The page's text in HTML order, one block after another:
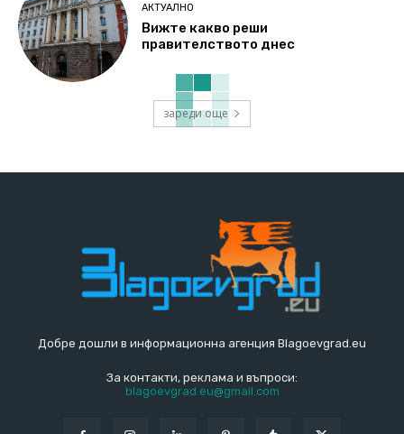
АКТУАЛНО
Вижте какво реши
правителството днес
зареди още
Добре дошли в информационна агенция Blagoevgrad.eu
За контакти, реклама и въпроси:
blagoevgrad.eu@gmail.com